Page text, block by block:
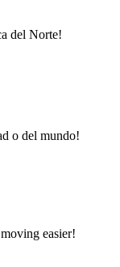
del Norte!
o del mundo!
easier!